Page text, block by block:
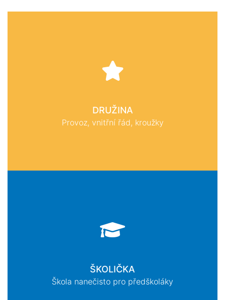
DRUŽINA
Provoz, vnitřní řád, kroužky
ŠKOLIČKA
Škola nanečisto pro předškoláky